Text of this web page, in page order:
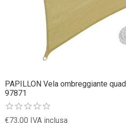
PAPILLON Vela ombreggiante
97871
€73,00 IVA inclusa